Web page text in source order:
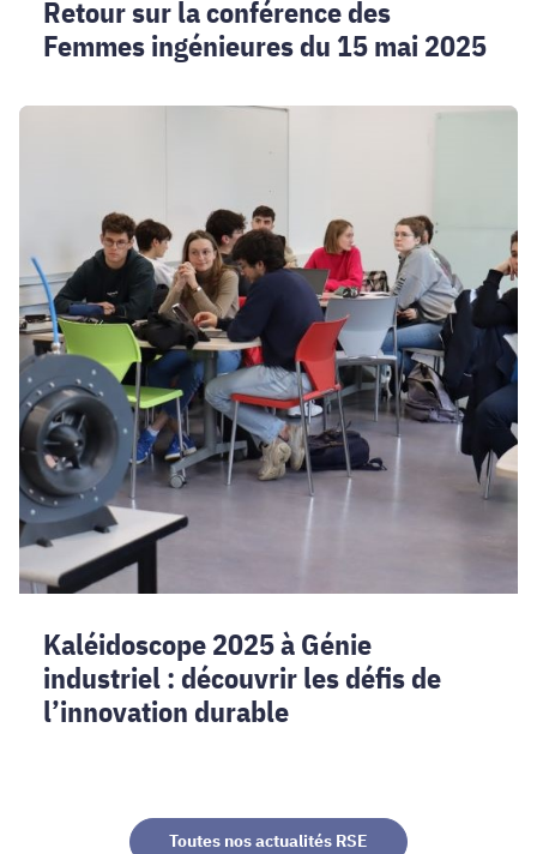
Retour sur la conférence des
Femmes ingénieures du 15 mai 2025
Kaléidoscope
industriel
découvrir
les
défis
de
l’innovation
durable
Kaléidoscope 2025 à Génie
industriel : découvrir les défis de
l’innovation durable
Toutes nos actualités RSE